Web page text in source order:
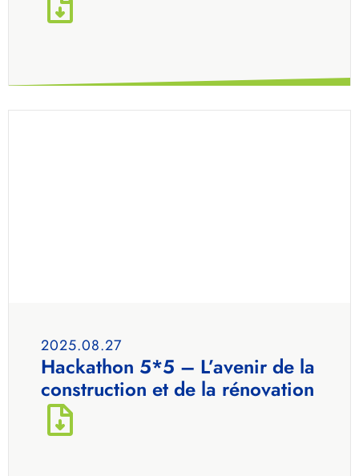
2025.08.27
Hackathon 5*5 – L’avenir de la
construction et de la rénovation